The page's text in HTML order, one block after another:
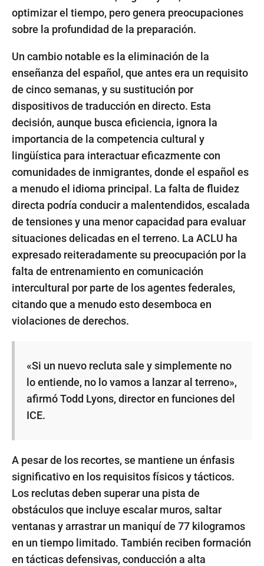
optimizar el tiempo, pero genera preocupaciones
sobre la profundidad de la preparación.
Un cambio notable es la eliminación de la
enseñanza del español, que antes era un requisito
de cinco semanas, y su sustitución por
dispositivos de traducción en directo. Esta
decisión, aunque busca eficiencia, ignora la
importancia de la competencia cultural y
lingüística para interactuar eficazmente con
comunidades de inmigrantes, donde el español es
a menudo el idioma principal. La falta de fluidez
directa podría conducir a malentendidos, escalada
de tensiones y una menor capacidad para evaluar
situaciones delicadas en el terreno. La ACLU ha
expresado reiteradamente su preocupación por la
falta de entrenamiento en comunicación
intercultural por parte de los agentes federales,
citando que a menudo esto desemboca en
violaciones de derechos.
«Si un nuevo recluta sale y simplemente no
lo entiende, no lo vamos a lanzar al terreno»,
afirmó Todd Lyons, director en funciones del
ICE.
A pesar de los recortes, se mantiene un énfasis
significativo en los requisitos físicos y tácticos.
Los reclutas deben superar una pista de
obstáculos que incluye escalar muros, saltar
ventanas y arrastrar un maniquí de 77 kilogramos
en un tiempo limitado. También reciben formación
en tácticas defensivas, conducción a alta